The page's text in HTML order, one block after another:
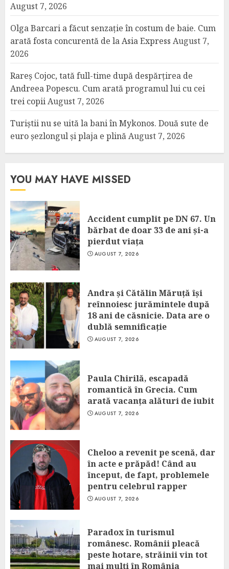
August 7, 2026
Olga Barcari a făcut senzație în costum de baie. Cum
arată fosta concurentă de la Asia Express August 7,
2026
Rareș Cojoc, tată full-time după despărțirea de
Andreea Popescu. Cum arată programul lui cu cei
trei copiiAugust 7, 2026
Turiștii nu se uită la bani în Mykonos. Două sute de
euro șezlongul și plaja e plinăAugust 7, 2026
YOU MAY HAVE MISSED
Accident cumplit pe DN 67. Un
bărbat de doar 33 de ani și-a
pierdut viața
AUGUST 7, 2026
Andra și Cătălin Măruță își
reînnoiesc jurămintele după
18 ani de căsnicie. Data are o
dublă semnificație
AUGUST 7, 2026
Paula Chirilă, escapadă
romantică în Grecia. Cum
arată vacanța alături de iubit
AUGUST 7, 2026
Cheloo a revenit pe scenă, dar
în acte e prăpăd! Când au
început, de fapt, problemele
pentru celebrul rapper
AUGUST 7, 2026
Paradox în turismul
românesc. Românii pleacă
peste hotare, străinii vin tot
mai mulți în România